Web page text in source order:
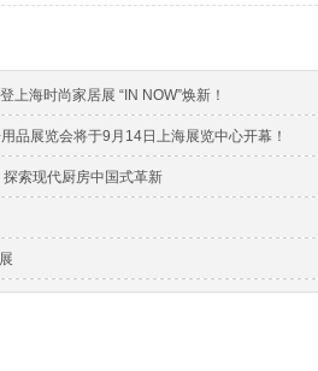
上海时尚家居展 “IN NOW”焕新！
品展览会将于9月14日上海展览中心开幕！
索现代厨房中国式革新